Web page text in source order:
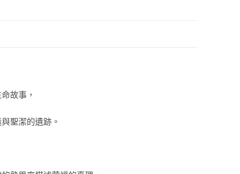
故事，
聖潔的遺跡。